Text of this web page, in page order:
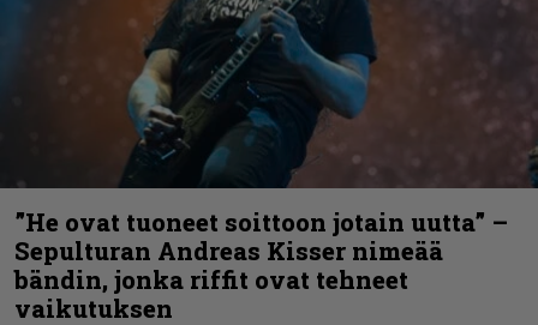
”He ovat tuoneet soittoon jotain uutta” –
Sepulturan Andreas Kisser nimeää
bändin, jonka riffit ovat tehneet
vaikutuksen